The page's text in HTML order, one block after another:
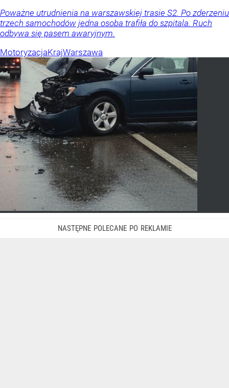
Poważne utrudnienia na warszawskiej trasie S2. Po zderzeniu
trzech samochodów jedna osoba trafiła do szpitala. Ruch
odbywa się pasem awaryjnym.
MotoryzacjaKrajWarszawa